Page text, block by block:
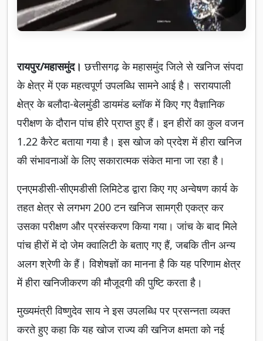
रायपुर/महासमुंद।छत्तीसगढ़ के महासमुंद जिले से खनिज संपदा
के क्षेत्र में एक महत्वपूर्ण उपलब्धि सामने आई है। सरायपाली
क्षेत्र के बलौदा-बेलमुंडी डायमंड ब्लॉक में किए गए वैज्ञानिक
परीक्षण के दौरान पांच हीरे प्राप्त हुए हैं। इन हीरों का कुल वजन
1.22 कैरेट बताया गया है। इस खोज को प्रदेश में हीरा खनिज
की संभावनाओं के लिए सकारात्मक संकेत माना जा रहा है।
एनएमडीसी-सीएमडीसी लिमिटेड द्वारा किए गए अन्वेषण कार्य के
तहत क्षेत्र से लगभग 200 टन खनिज सामग्री एकत्र कर
उसका परीक्षण और प्रसंस्करण किया गया। जांच के बाद मिले
पांच हीरों में दो जेम क्वालिटी के बताए गए हैं, जबकि तीन अन्य
अलग श्रेणी के हैं। विशेषज्ञों का मानना है कि यह परिणाम क्षेत्र
में हीरा खनिजीकरण की मौजूदगी की पुष्टि करता है।
मुख्यमंत्री विष्णुदेव साय ने इस उपलब्धि पर प्रसन्नता व्यक्त
करते हुए कहा कि यह खोज राज्य की खनिज क्षमता को नई